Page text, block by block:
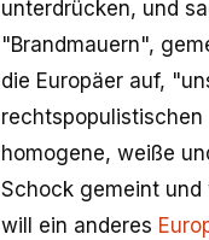
unterdrücken, und
"Brandmauern",
die Europäer auf,
homogene, weiße
Schock gemeint und
will ein anderes